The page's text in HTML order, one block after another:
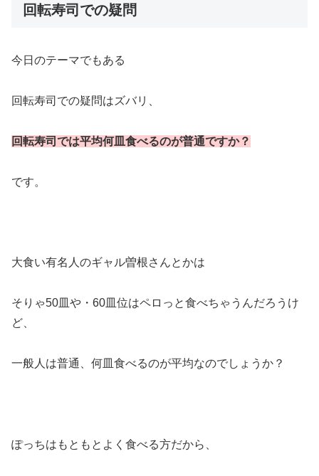
回転寿司での疑問
今日のテーマでもある
回転寿司での疑問はズバリ、
回転寿司では平均何皿食べるのが普通ですか？
です。
大食い有名人のギャル曽根さんとかは
そりゃ50皿や・60皿位はペロっと食べちゃうんだろうけ
ど、
一般人は普通、何皿食べるのが平均なのでしょうか？
ぽっちはもともとよく食べる方だから、